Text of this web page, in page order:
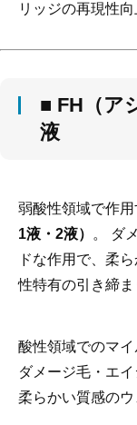
リッジの再現性
■ FH（ア
液
弱酸性領域で作用
1液・2液） 。 ダ
ドな作用で、柔
性特有の引き締ま
酸性領域でのマ
ダメージ毛・エ
柔らかい質感の